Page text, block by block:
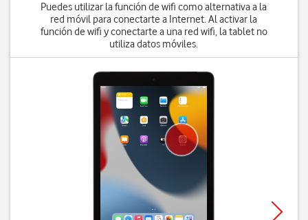
Puedes utilizar la función de wifi como alternativa a la
red móvil para conectarte a Internet. Al activar la
función de wifi y conectarte a una red wifi, la tablet no
utiliza datos móviles.